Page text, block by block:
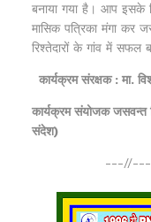
बनाया गया है। आप इसके
मासिक पत्रिका मंगा कर
रिश्तेदारों के गांव में
कार्यक्रम संरक्षक : मा.
कार्यक्रम संयोजक जसवन्त
संदेश)